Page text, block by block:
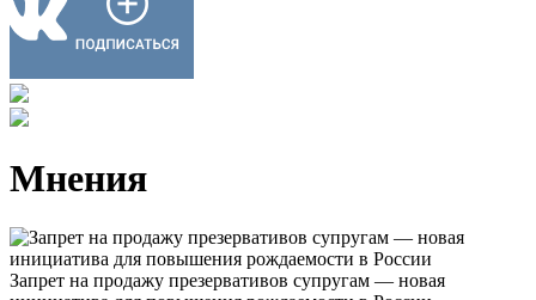
Мнения
Запрет на продажу презервативов супругам — новая